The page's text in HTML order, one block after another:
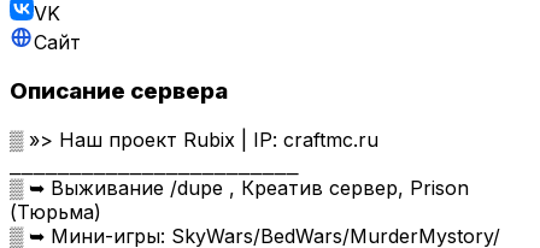
VK
Сайт
Описание сервера
▒ »> Наш проект Rubix | IP: craftmc.ru
▒ ➥ Выживание /dupe , Креатив сервер, Prison
(Тюрьма)
▒ ➥ Мини-игры: SkyWars/BedWars/MurderMystory/